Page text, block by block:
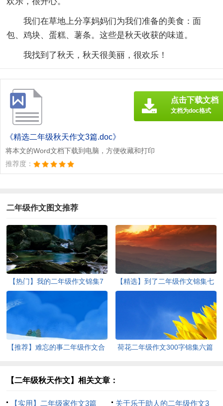
我们在草地上分享妈妈们为我们准备的美食：面
包、鸡块、蛋糕、薯条。这些是秋天收获的味道。
我找到了秋天，秋天很美丽，很欢乐！
《精选二年级秋天作文3篇.doc》
将本文的Word文档下载到电脑，方便收藏和打印
推荐度：
点击下载文档
文档为doc格式
二年级作文图文推荐
【热门】我的二年级作文锦集7
【精选】到了二年级作文锦集七
【推荐】难忘的事二年级作文合
荷花二年级作文300字锦集六篇
【二年级秋天作文】相关文章：
【实用】二年级家作文3篇 关于乐于助人的二年级作文3